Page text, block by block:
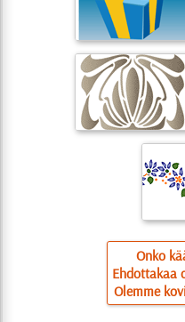
Onko
Ehdottakaa
Olemme